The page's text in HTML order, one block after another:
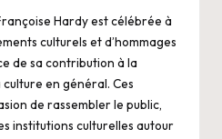
Hardy est célébrée à
culturels et d’hommages
de sa contribution à la
en général. Ces
de rassembler le public,
institutions culturelles autour